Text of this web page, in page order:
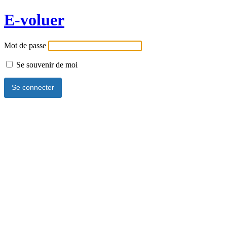
E-voluer
Mot de passe
Se souvenir de moi